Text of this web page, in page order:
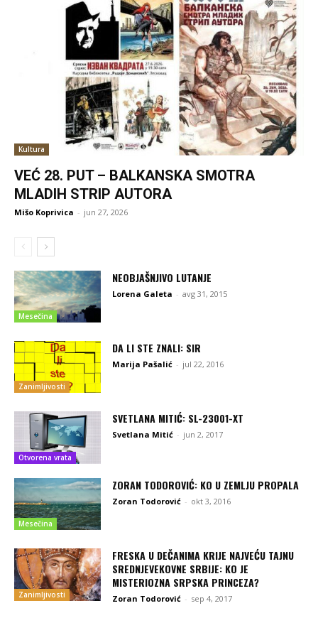
Kultura
VEĆ 28. PUT – BALKANSKA SMOTRA
MLADIH STRIP AUTORA
Mišo Koprivica - jun 27, 2026
Mesečina
NEOBJAŠNJIVO LUTANJE
Lorena Galeta - avg 31, 2015
Zanimljivosti
DA LI STE ZNALI: SIR
Marija Pašalić - jul 22, 2016
Otvorena vrata
SVETLANA MITIĆ: SL-23001-XT
Svetlana Mitić - jun 2, 2017
Mesečina
ZORAN TODOROVIĆ: KO U ZEMLJU PROPALA
Zoran Todorović - okt 3, 2016
Zanimljivosti
FRESKA U DEČANIMA KRIJE NAJVEĆU TAJNU
SREDNJEVEKOVNE SRBIJE: KO JE
MISTERIOZNA SRPSKA PRINCEZA?
Zoran Todorović - sep 4, 2017